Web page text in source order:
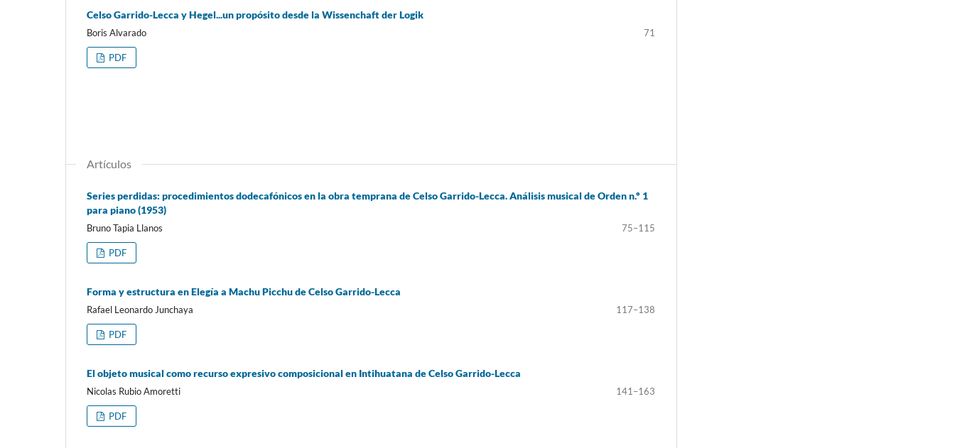
Celso Garrido-Lecca y Hegel...un propósito desde la Wissenchaft der Logik
Boris Alvarado 71
PDF
Artículos
Series perdidas: procedimientos dodecafónicos en la obra temprana de Celso Garrido-Lecca. Análisis musical de Orden n.º 1
para piano (1953)
Bruno Tapia Llanos 75–115
PDF
Forma y estructura en Elegía a Machu Picchu de Celso Garrido-Lecca
Rafael Leonardo Junchaya 117–138
PDF
El objeto musical como recurso expresivo composicional en Intihuatana de Celso Garrido-Lecca
Nicolas Rubio Amoretti 141–163
PDF